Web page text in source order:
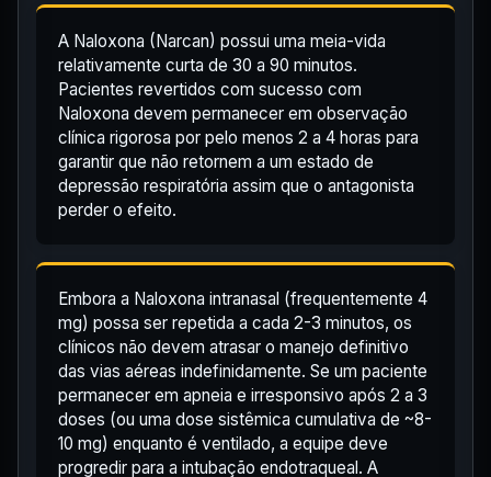
A Naloxona (Narcan) possui uma meia-vida
relativamente curta de 30 a 90 minutos.
Pacientes revertidos com sucesso com
Naloxona devem permanecer em observação
clínica rigorosa por pelo menos 2 a 4 horas para
garantir que não retornem a um estado de
depressão respiratória assim que o antagonista
perder o efeito.
Embora a Naloxona intranasal (frequentemente 4
mg) possa ser repetida a cada 2-3 minutos, os
clínicos não devem atrasar o manejo definitivo
das vias aéreas indefinidamente. Se um paciente
permanecer em apneia e irresponsivo após 2 a 3
doses (ou uma dose sistêmica cumulativa de ~8-
10 mg) enquanto é ventilado, a equipe deve
progredir para a intubação endotraqueal. A